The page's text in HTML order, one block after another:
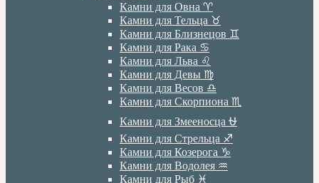
Камни для Овна ♈️
Камни для Тельца ♉️
Камни для Близнецов ♊️
Камни для Рака ♋️
Камни для Льва ♌️
Камни для Девы ♍️
Камни для Весов ♎️
Камни для Скорпиона ♏️
Камни для Змееносца ⛎
Камни для Стрельца ♐️
Камни для Козерога ♑️
Камни для Водолея ♒️
Камни для Рыб ♓️